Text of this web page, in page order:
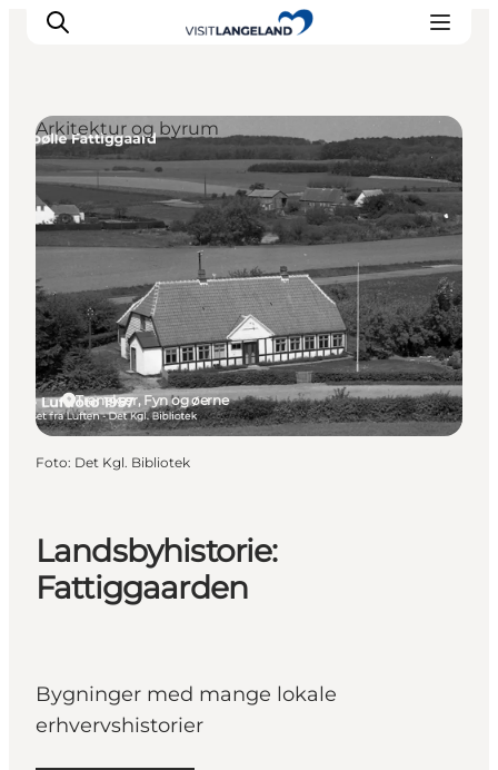
Oplevelser
Byer og øer
Outdoor
Overnatning
Planlæg ferie
Landsbyhistorie:
Fattiggaarden
Bygninger med mange lokale
erhvervshistorier
Tranekær, Fyn og øerne
Arkitektur og byrum
Foto: Det Kgl. Bibliotek